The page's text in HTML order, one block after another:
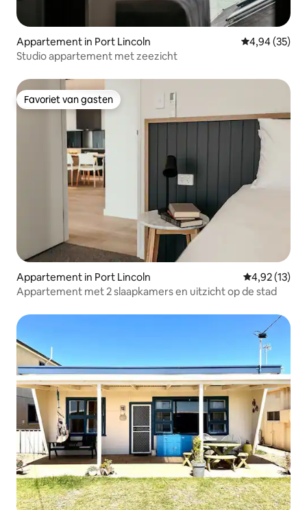
Appartement in Port Lincoln Gemiddelde
4,94 (35)
Studio appartement met zeezicht
Favoriet van gasten
Favoriet van gasten
Appartement in Port Lincoln Gemiddelde
4,92 (13)
Appartement met 2 slaapkamers en uitzicht op de stad